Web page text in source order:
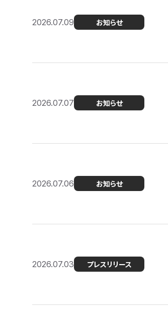
2026.07.09 お知らせ
2026.07.07 お知らせ
2026.07.06 お知らせ
2026.07.03 プレスリリース